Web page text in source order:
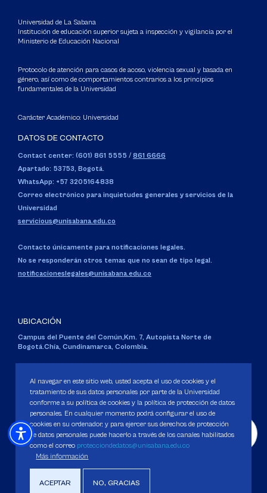
Universidad de La Sabana
Institución de educación superior sujeta a inspección y vigilancia por el
Ministerio de Educación Nacional
Protocolo de atención para casos de acoso, violencia sexual y basada en
género, así como de comportamientos contrarios a los principios
fundamentales de la Universidad
Carácter Académico: Universidad
DATOS DE CONTACTO
Contact center: (601) 861 5555 / 861 6666
Apartado: 53753, Bogotá.
WhatsApp: +57 3205164838
Correo electrónico para inquietudes generales y servicios de la
Universidad
servicious@unisabana.edu.co
Contacto únicamente para notificaciones legales.
No se responderán otros temas que no sean de tipo legal.
notificacioneslegales@unisabana.edu.co
UBICACIÓN
Campus del Puente del Común,Km. 7, Autopista Norte de
Bogotá.Chía, Cundinamarca, Colombia.
Personería Jurídica:Resolución 130 del 14 de enero de 1980.
Ministerio de Educación Nacional.
Política de Protección de datos
Derechos Pecuniarios
Al navegar en este sitio web, usted acepta el uso de cookies y el
tratamiento de sus datos personales por parte de la Universidad
conforme a su política de cookies y la política de protección de datos
personales. En cualquier momento podrá configurar el uso de
cookies en su ordenador, y para ejercer sus derechos de protección
de datos personales puede hacerlo a través de los canales habilitados
como el correo protecciondedatos@unisabana.edu.co
Más información
ACEPTAR NO, GRACIAS